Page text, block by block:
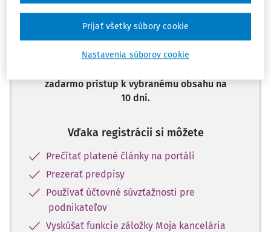
Zatiaľ ste si prečítali len začiatok...
Celý dokument je len pre predplatiteľov.
zadarmo prístup k vybranému obsahu na
10 dní.
Vďaka registrácii si môžete
Prečítať platené články na portáli
Prezerať predpisy
Používať účtovné súvzťažnosti pre
podnikateľov
Vyskúšať funkcie záložky Moja kancelária
Nastavenia súborov cookie
Prijať všetky súbory cookie